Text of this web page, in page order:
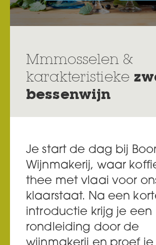
Mmmosselen &
karakteristieke
bessenwijn
Je start de dag bij
Wijnmakerij, waar
thee met vlaai voor
klaarstaat. Na een
introductie krijg je een
rondleiding door de